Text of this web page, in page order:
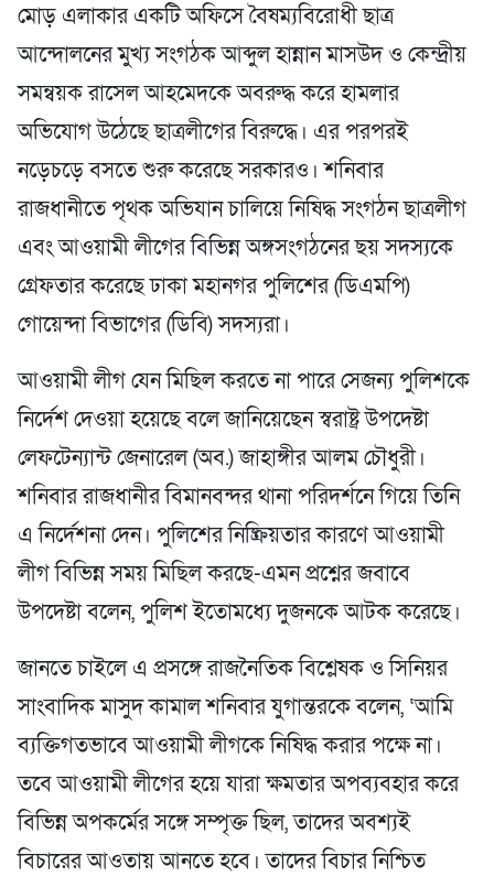
মোড় এলাকার একটি অফিসে বৈষম্যবিরোধী ছাত্র
আন্দোলনের মুখ্য সংগঠক আব্দুল হান্নান মাসউদ ও কেন্দ্রীয়
সমন্বয়ক রাসেল আহমেদকে অবরুদ্ধ করে হামলার
অভিযোগ উঠেছে ছাত্রলীগের বিরুদ্ধে। এর পরপরই
নড়েচড়ে বসতে শুরু করেছে সরকারও। শনিবার
রাজধানীতে পৃথক অভিযান চালিয়ে নিষিদ্ধ সংগঠন ছাত্রলীগ
এবং আওয়ামী লীগের বিভিন্ন অঙ্গসংগঠনের ছয় সদস্যকে
গ্রেফতার করেছে ঢাকা মহানগর পুলিশের (ডিএমপি)
গোয়েন্দা বিভাগের (ডিবি) সদস্যরা।
আওয়ামী লীগ যেন মিছিল করতে না পারে সেজন্য পুলিশকে
নির্দেশ দেওয়া হয়েছে বলে জানিয়েছেন স্বরাষ্ট্র উপদেষ্টা
লেফটেন্যান্ট জেনারেল (অব.) জাহাঙ্গীর আলম চৌধুরী।
শনিবার রাজধানীর বিমানবন্দর থানা পরিদর্শনে গিয়ে তিনি
এ নির্দেশনা দেন। পুলিশের নিষ্ক্রিয়তার কারণে আওয়ামী
লীগ বিভিন্ন সময় মিছিল করছে-এমন প্রশ্নের জবাবে
উপদেষ্টা বলেন, পুলিশ ইতোমধ্যে দুজনকে আটক করেছে।
জানতে চাইলে এ প্রসঙ্গে রাজনৈতিক বিশ্লেষক ও সিনিয়র
সাংবাদিক মাসুদ কামাল শনিবার যুগান্তরকে বলেন, ‘আমি
ব্যক্তিগতভাবে আওয়ামী লীগকে নিষিদ্ধ করার পক্ষে না।
তবে আওয়ামী লীগের হয়ে যারা ক্ষমতার অপব্যবহার করে
বিভিন্ন অপকর্মের সঙ্গে সম্পৃক্ত ছিল, তাদের অবশ্যই
বিচারের আওতায় আনতে হবে। তাদের বিচার নিশ্চিত